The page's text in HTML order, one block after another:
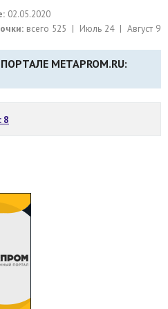
02.05.2020
всего 525 | Июль 24 | Август 9
METAPROM.RU:
8